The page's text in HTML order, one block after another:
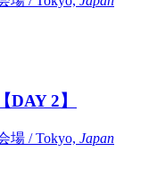
2】
場 / Tokyo, Japan